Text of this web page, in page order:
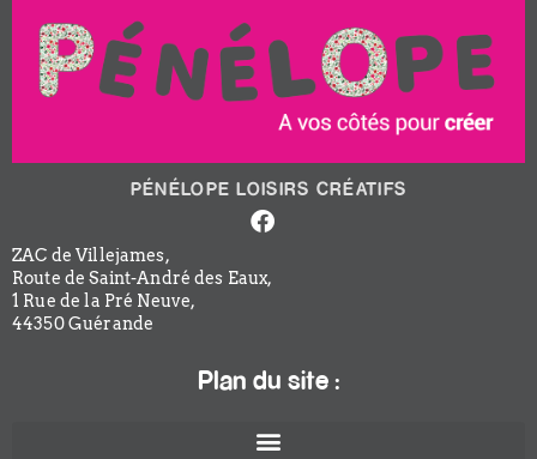
PÉNÉLOPE LOISIRS CRÉATIFS
Facebook-
f
ZAC de Villejames,
Route de Saint-André des Eaux,
1 Rue de la Pré Neuve,
44350 Guérande
Plan du site :